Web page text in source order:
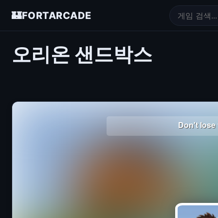
🏰FORTARCADE
오리온 샌드박스